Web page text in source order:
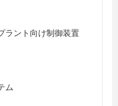
ラント向け制御装置
ム